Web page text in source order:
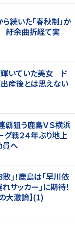
続いた「春秋制」か
紆余曲折経て実
輝いていた美女 ド
産後とは思えない
覇狙う鹿島ＶＳ横浜
戦２４年ぶり地上
員へ
｣！鹿島は｢早川依
サッカー｣に期待！
大激論】(1)